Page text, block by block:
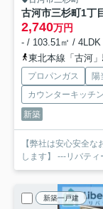
古河市三杉町1
2,740万円
- / 103.51㎡ / 4LDK
東北本線「古河
プロパンガス 陽
カウンターキッチン
新築
【弊社は安心安全
します】 ---リバテ
新築一戸建